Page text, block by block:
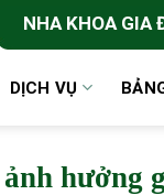
NHA KHOA GIA
DỊCH VỤ
hưởng